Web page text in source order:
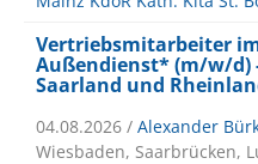
Vertriebsmitarbeiter
Außendienst* (m/w/d)
Saarland und
04.08.2026 / Alexander
Wiesbaden, Saarbrücken,